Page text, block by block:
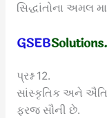
સિદ્ધાંતોના અમલ
પ્રશ્ન 12.
સાંસ્કૃતિક અને
ફરજ સૌની છે.